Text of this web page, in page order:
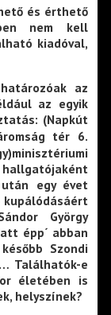
és érthető
nem kell
kiadóval,
az
az egyik
(Napkút
tér 6.
hallgatójaként
egy évet
György
épp´ abban
Szondi
Találhatók-e
életében is
helyszínek?